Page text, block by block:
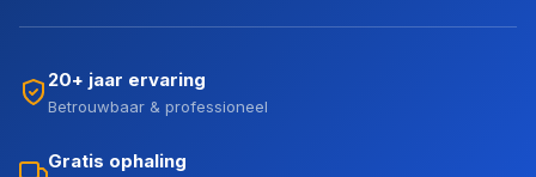
20+ jaar ervaring
Betrouwbaar & professioneel
Gratis ophaling